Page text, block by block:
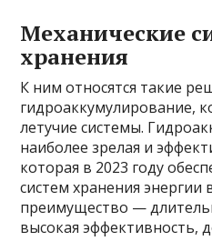
Механические
хранения
К ним относятся такие
гидроаккумулирование,
летучие системы.
наиболее зрелая и
которая в 2023 году
систем хранения энергии
преимущество —
высокая эффективность,